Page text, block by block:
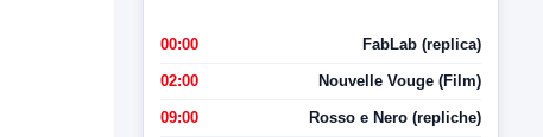
00:00 FabLab (replica)
02:00 Nouvelle Vouge (Film)
09:00 Rosso e Nero (repliche)